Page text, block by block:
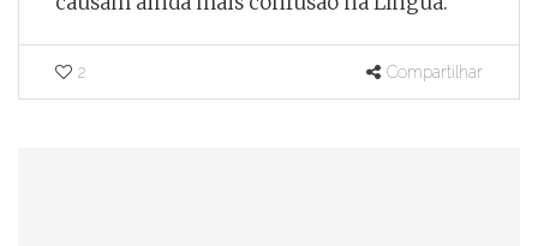
2 Compartilhar